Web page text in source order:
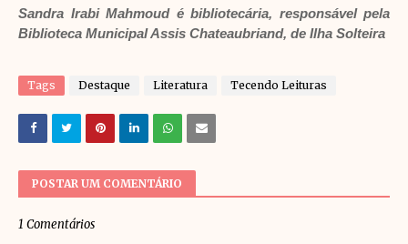
Sandra Irabi Mahmoud é bibliotecária, responsável pela
Biblioteca Municipal Assis Chateaubriand, de Ilha Solteira
Tags Destaque Literatura Tecendo Leituras
POSTAR UM COMENTÁRIO
1 Comentários